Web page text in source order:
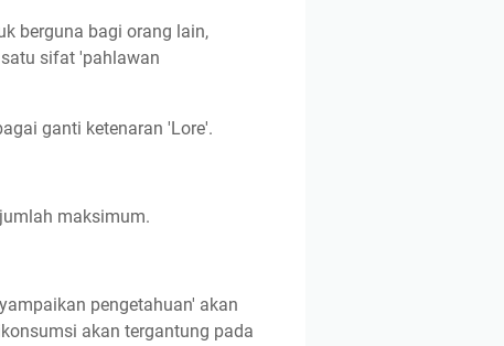
berguna bagi orang lain,
sifat 'pahlawan
ganti ketenaran 'Lore'.
maksimum.
pengetahuan' akan
akan tergantung pada